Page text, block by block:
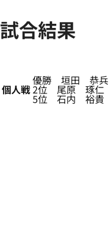
試合結果
個人戦
優勝 垣田 恭兵
2位 尾原 琢仁
5位 石内 裕貴